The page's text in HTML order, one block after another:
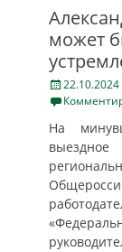
может
Posted
on
22.10.2024
На